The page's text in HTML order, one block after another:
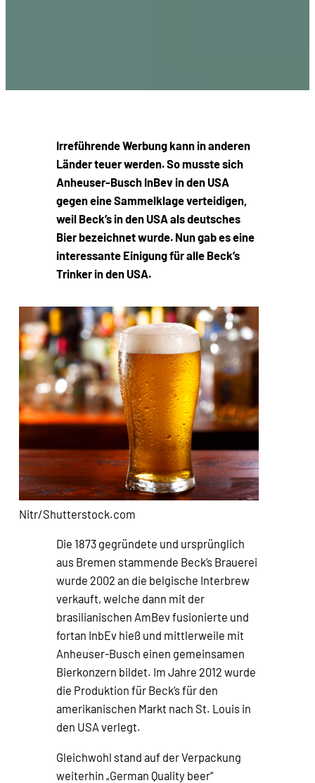
Irreführende Werbung kann in anderen
Länder teuer werden. So musste sich
Anheuser-Busch InBev in den USA
gegen eine Sammelklage verteidigen,
weil Beck’s in den USA als deutsches
Bier bezeichnet wurde. Nun gab es eine
interessante Einigung für alle Beck’s
Trinker in den USA.
Nitr/Shutterstock.com
Die 1873 gegründete und ursprünglich
aus Bremen stammende Beck’s Brauerei
wurde 2002 an die belgische Interbrew
verkauft, welche dann mit der
brasilianischen AmBev fusionierte und
fortan InbEv hieß und mittlerweile mit
Anheuser-Busch einen gemeinsamen
Bierkonzern bildet. Im Jahre 2012 wurde
die Produktion für Beck’s für den
amerikanischen Markt nach St. Louis in
den USA verlegt.
Gleichwohl stand auf der Verpackung
weiterhin „German Quality beer“